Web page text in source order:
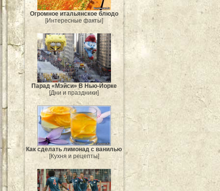
Огромное итальянское блюдо
[Интересные факты]
Парад «Мэйси» В Нью-Йорке
[Дни и праздники]
Как сделать лимонад с ванилью
[Кухня и рецепты]